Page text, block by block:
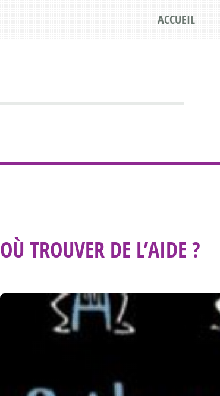
ACCUEIL
OÙ TROUVER DE L’AIDE ?